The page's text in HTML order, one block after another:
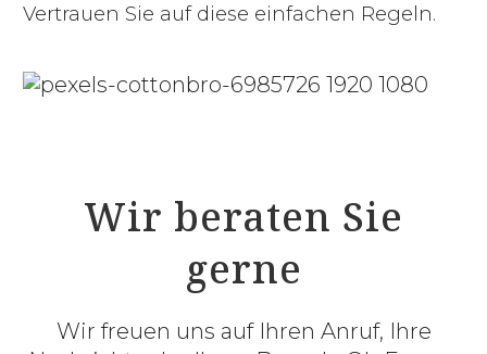
Vertrauen Sie auf diese einfachen Regeln.
Wir beraten Sie
gerne
Wir freuen uns auf Ihren Anruf, Ihre